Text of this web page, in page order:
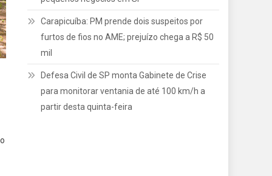
Carapicuíba: PM prende dois suspeitos por
furtos de fios no AME; prejuízo chega a R$ 50
mil
Defesa Civil de SP monta Gabinete de Crise
para monitorar ventania de até 100 km/h a
partir desta quinta-feira